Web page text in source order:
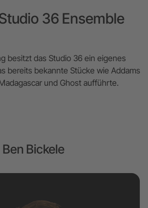
36 Ensemble
besitzt das Studio 36 ein eigenes
bereits bekannte Stücke wie Addams
und Ghost aufführte.
Ben Bickele